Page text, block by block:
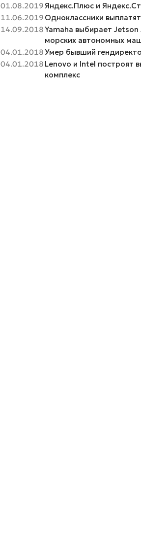
01.08.2019Яндекс.Плюс и
11.06.2019 Одноклассники
14.09.2018Yamaha выбирает
морских автономных
04.01.2018Умер бывший
04.01.2018 Lenovo и Intel построят
комплекс